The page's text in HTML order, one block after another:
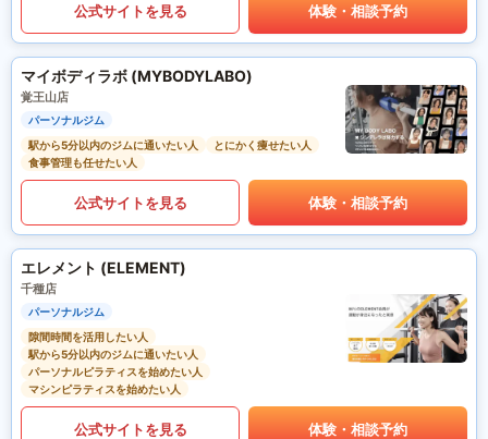
公式サイトを見る 体験・相談予約
マイボディラボ (MYBODYLABO)
覚王山店
パーソナルジム
駅から5分以内のジムに通いたい人
とにかく痩せたい人
食事管理も任せたい人
公式サイトを見る 体験・相談予約
エレメント (ELEMENT)
千種店
パーソナルジム
隙間時間を活用したい人
駅から5分以内のジムに通いたい人
パーソナルピラティスを始めたい人
マシンピラティスを始めたい人
公式サイトを見る 体験・相談予約